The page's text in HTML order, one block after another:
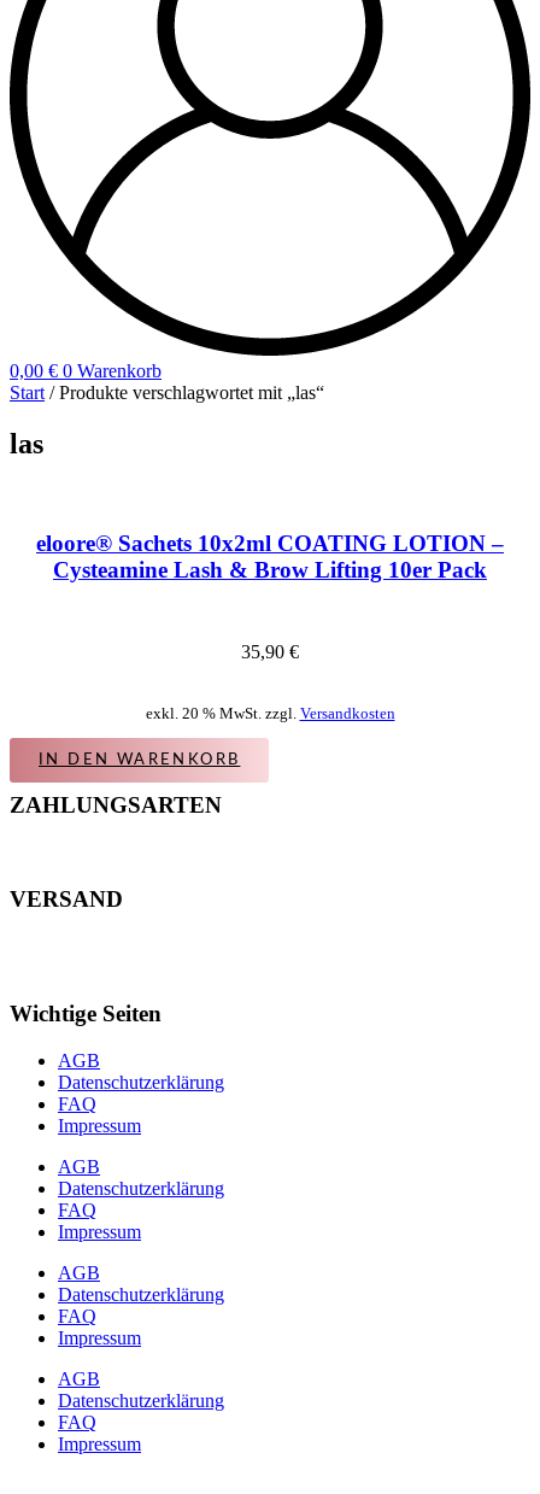
0,00 € 0 Warenkorb
Start / Produkte verschlagwortet mit „las“
las
eloore® Sachets 10x2ml COATING LOTION –
Cysteamine Lash & Brow Lifting 10er Pack
35,90 €
exkl. 20 % MwSt. zzgl. Versandkosten
IN DEN WARENKORB
ZAHLUNGSARTEN
VERSAND
Wichtige Seiten
AGB
Datenschutzerklärung
FAQ
Impressum
AGB
Datenschutzerklärung
FAQ
Impressum
AGB
Datenschutzerklärung
FAQ
Impressum
AGB
Datenschutzerklärung
FAQ
Impressum